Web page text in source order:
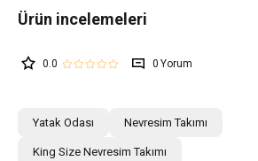
0.0 0
Yatak Odası Nevresim Takımı
King Size Nevresim Takımı